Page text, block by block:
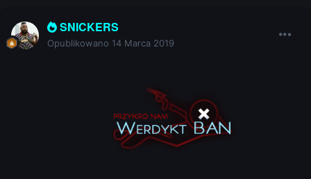
SNICKERS
Opublikowano 14 Marca 2019